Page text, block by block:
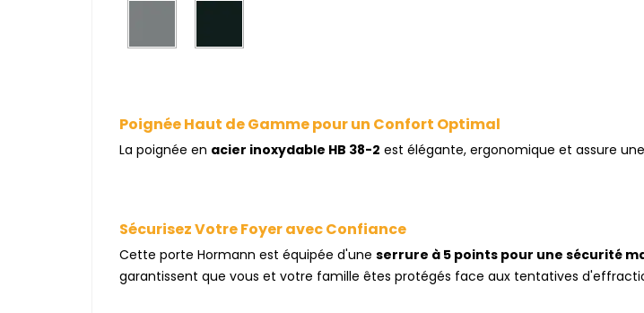
Poignée Haut de Gamme pour un Confort Optimal
La poignée en acier inoxydable HB 38-2 est élégante, ergonomique et assure
Sécurisez Votre Foyer avec Confiance
Cette porte Hormann est équipée d'une serrure à 5 points pour une sécurité
garantissent que vous et votre famille êtes protégés face aux tentatives